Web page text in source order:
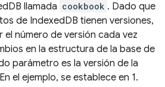
llamada cookbook . Dado que
de IndexedDB tienen versiones,
el número de versión cada vez
en la estructura de la base de
parámetro es la versión de la
el ejemplo, se establece en 1.